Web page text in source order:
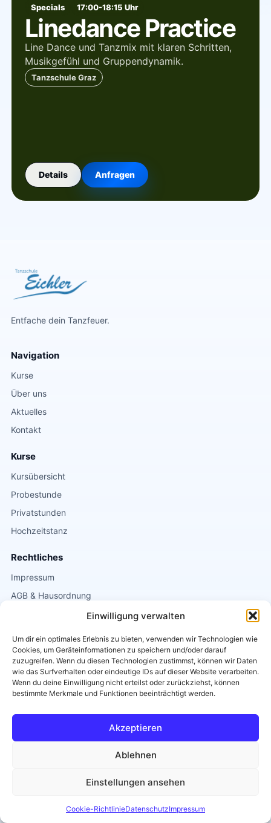
Einwilligung verwalten
Um dir ein optimales Erlebnis zu bieten, verwenden wir Technologien wie
Cookies, um Geräteinformationen zu speichern und/oder darauf
zuzugreifen. Wenn du diesen Technologien zustimmst, können wir Daten
wie das Surfverhalten oder eindeutige IDs auf dieser Website verarbeiten.
Wenn du deine Einwilligung nicht erteilst oder zurückziehst, können
bestimmte Merkmale und Funktionen beeinträchtigt werden.
Akzeptieren
Ablehnen
Einstellungen ansehen
Cookie-RichtlinieDatenschutzImpressum
Specials 17:00-18:15 Uhr
Linedance Practice
Line Dance und Tanzmix mit klaren Schritten,
Musikgefühl und Gruppendynamik.
Tanzschule Graz
Details Anfragen
Entfache dein Tanzfeuer.
Navigation
Kurse
Über uns
Aktuelles
Kontakt
Kurse
Kursübersicht
Probestunde
Privatstunden
Hochzeitstanz
Rechtliches
Impressum
AGB & Hausordnung
Kontakt
Griesgasse 1
8020 Graz
0664 / 2663838